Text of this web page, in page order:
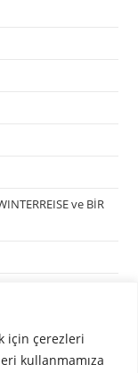
için çerezleri
kullanmamıza
ve BİR